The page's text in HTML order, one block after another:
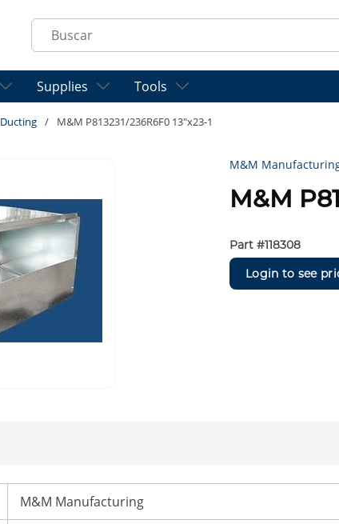
Site Search
Supplies Tools
Ducting / M&M P813231/236R6F0 13"x23-1
M&M
M&M
Part #118308
Login to see
M&M Manufacturing